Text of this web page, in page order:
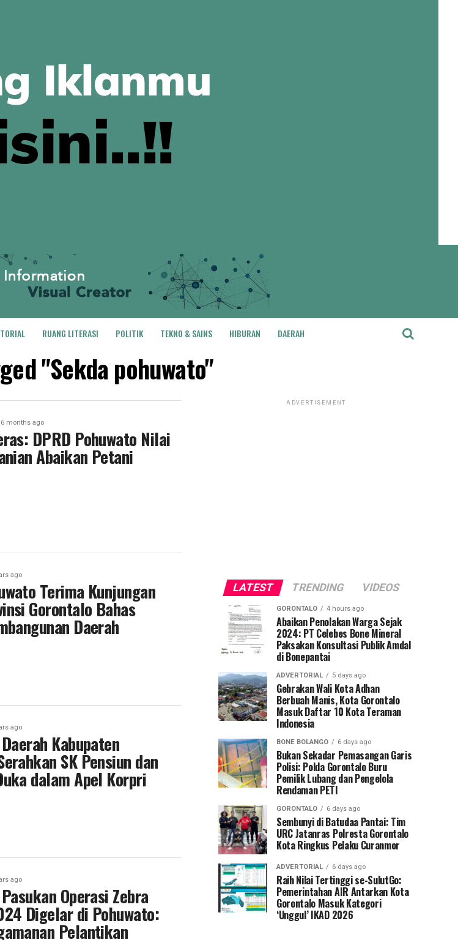
RUANG LITERASI POLITIK TEKNO & SAINS HIBURAN DAERAH
"Sekda pohuwato"
6 months ago
DPRD Pohuwato Nilai
Abaikan Petani
ago
Terima Kunjungan
Gorontalo Bahas
Daerah
ago
Kabupaten
SK Pensiun dan
dalam Apel Korpri
ago
Operasi Zebra
Digelar di Pohuwato:
Pelantikan
ADVERTISEMENT
LATEST TRENDING VIDEOS
GORONTALO 4 hours ago
Abaikan Penolakan Warga Sejak
2024: PT Celebes Bone Mineral
Paksakan Konsultasi Publik Amdal
di Bonepantai
ADVERTORIAL 5 days ago
Gebrakan Wali Kota Adhan
Berbuah Manis, Kota Gorontalo
Masuk Daftar 10 Kota Teraman
Indonesia
BONE BOLANGO 6 days ago
Bukan Sekadar Pemasangan Garis
Polisi: Polda Gorontalo Buru
Pemilik Lubang dan Pengelola
Rendaman PETI
GORONTALO 6 days ago
Sembunyi di Batudaa Pantai: Tim
URC Jatanras Polresta Gorontalo
Kota Ringkus Pelaku Curanmor
ADVERTORIAL 6 days ago
Raih Nilai Tertinggi se-SulutGo:
Pemerintahan AIR Antarkan Kota
Gorontalo Masuk Kategori
‘Unggul’ IKAD 2026